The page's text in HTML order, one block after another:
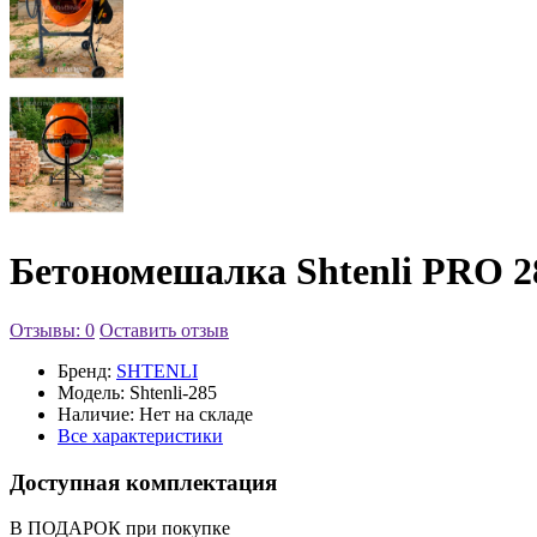
Бетономешалка Shtenli PRO
Отзывы: 0 Оставить отзыв
Бренд: SHTENLI
Модель: Shtenli-285
Наличие: Нет на складе
Все характеристики
Доступная комплектация
В ПОДАРОК при покупке